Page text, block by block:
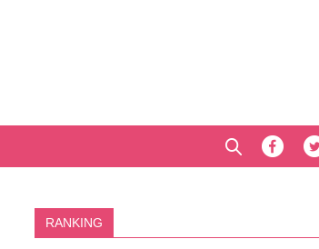
RANKING